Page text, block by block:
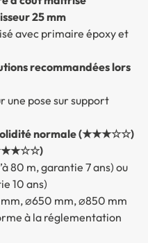
25 mm
avec primaire époxy et
recommandées lors
une pose sur support
normale (★★★☆☆)
80 m, garantie 7 ans) ou
10 ans)
⌀650 mm, ⌀850 mm
à la réglementation